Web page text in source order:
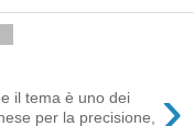
›
il tema è uno dei
per la precisione,